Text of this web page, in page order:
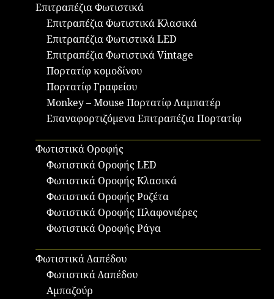
Επιτραπέζια Φωτιστικά
Επιτραπέζια Φωτιστικά Κλασικά
Επιτραπέζια Φωτιστικά LED
Επιτραπέζια Φωτιστικά Vintage
Πορτατίφ κομοδίνου
Πορτατίφ Γραφείου
Monkey – Mouse Πορτατίφ Λαμπατέρ
Επαναφορτιζόμενα Επιτραπέζια Πορτατίφ
Φωτιστικά Οροφής
Φωτιστικά Οροφής LED
Φωτιστικά Οροφής Κλασικά
Φωτιστικά Οροφής Ροζέτα
Φωτιστικά Οροφής Πλαφονιέρες
Φωτιστικά Οροφής Ράγα
Φωτιστικά Δαπέδου
Φωτιστικά Δαπέδου
Αμπαζούρ